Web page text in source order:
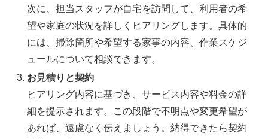
次に、担当スタッフが自宅を訪問して、利用者の希
望や家庭の状況を詳しくヒアリングします。具体的
には、掃除箇所や希望する家事の内容、作業スケジ
ュールについて相談できます。
お見積りと契約
ヒアリング内容に基づき、サービス内容や料金の詳
細を提示されます。この段階で不明点や変更希望が
あれば、遠慮なく伝えましょう。納得できたら契約